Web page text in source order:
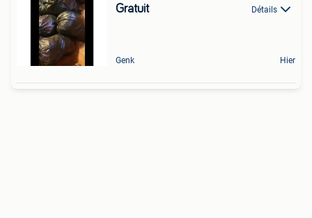
Gratuit Détails
Genk Hier